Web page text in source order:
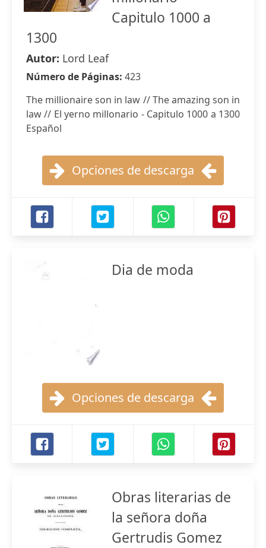
Capitulo 1000 a
1300
Autor: Lord Leaf
Número de Páginas: 423
The millionaire son in law // The amazing son in
law // El yerno millonario - Capitulo 1000 a 1300
Español
Opciones de descarga
Dia de moda
Opciones de descarga
Obras literarias de
la señora doña
Gertrudis Gomez